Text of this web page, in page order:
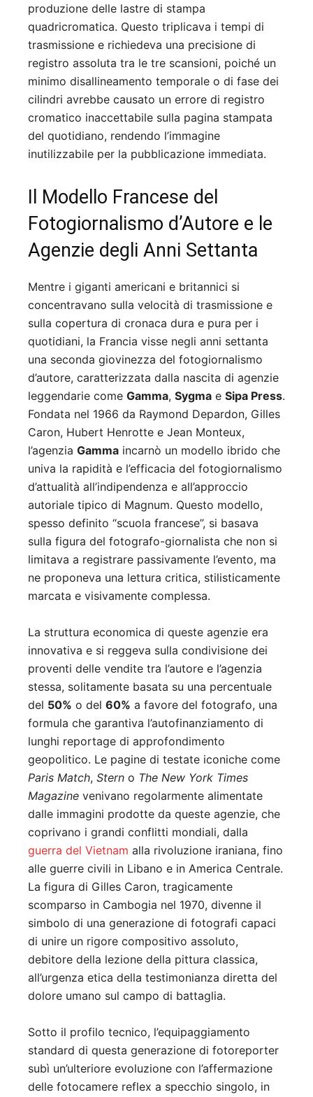
produzione delle lastre di stampa
quadricromatica. Questo triplicava i tempi di
trasmissione e richiedeva una precisione di
registro assoluta tra le tre scansioni, poiché un
minimo disallineamento temporale o di fase dei
cilindri avrebbe causato un errore di registro
cromatico inaccettabile sulla pagina stampata
del quotidiano, rendendo l’immagine
inutilizzabile per la pubblicazione immediata.
Il Modello Francese del
Fotogiornalismo d’Autore e le
Agenzie degli Anni Settanta
Mentre i giganti americani e britannici si
concentravano sulla velocità di trasmissione e
sulla copertura di cronaca dura e pura per i
quotidiani, la Francia visse negli anni settanta
una seconda giovinezza del fotogiornalismo
d’autore, caratterizzata dalla nascita di agenzie
leggendarie come Gamma, Sygma e Sipa Press.
Fondata nel 1966 da Raymond Depardon, Gilles
Caron, Hubert Henrotte e Jean Monteux,
l’agenzia Gamma incarnò un modello ibrido che
univa la rapidità e l’efficacia del fotogiornalismo
d’attualità all’indipendenza e all’approccio
autoriale tipico di Magnum. Questo modello,
spesso definito “scuola francese”, si basava
sulla figura del fotografo-giornalista che non si
limitava a registrare passivamente l’evento, ma
ne proponeva una lettura critica, stilisticamente
marcata e visivamente complessa.
La struttura economica di queste agenzie era
innovativa e si reggeva sulla condivisione dei
proventi delle vendite tra l’autore e l’agenzia
stessa, solitamente basata su una percentuale
del 50% o del 60% a favore del fotografo, una
formula che garantiva l’autofinanziamento di
lunghi reportage di approfondimento
geopolitico. Le pagine di testate iconiche come
Paris Match, Stern o The New York Times
Magazine venivano regolarmente alimentate
dalle immagini prodotte da queste agenzie, che
coprivano i grandi conflitti mondiali, dalla
guerra del Vietnam alla rivoluzione iraniana, fino
alle guerre civili in Libano e in America Centrale.
La figura di Gilles Caron, tragicamente
scomparso in Cambogia nel 1970, divenne il
simbolo di una generazione di fotografi capaci
di unire un rigore compositivo assoluto,
debitore della lezione della pittura classica,
all’urgenza etica della testimonianza diretta del
dolore umano sul campo di battaglia.
Sotto il profilo tecnico, l’equipaggiamento
standard di questa generazione di fotoreporter
subì un’ulteriore evoluzione con l’affermazione
delle fotocamere reflex a specchio singolo, in